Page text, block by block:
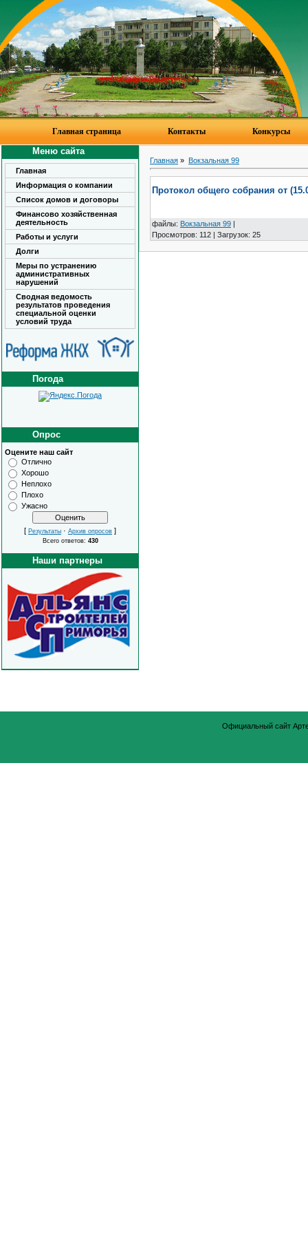
Главная страница Контакты Конкурсы
Меню сайта
Главная
Информация о компании
Список домов и договоры
Финансово хозяйственная
деятельность
Работы и услуги
Долги
Меры по устранению
административных
нарушений
Сводная ведомость
результатов проведения
специальной оценки
условий труда
Погода
Опрос
Оцените наш сайт
Отлично
Хорошо
Неплохо
Плохо
Ужасно
[ Результаты · Архив опросов ]
Всего ответов: 430
Наши партнеры
Главная » Вокзальная 99
Протокол общего собрания от
файлы: Вокзальная 99 |
Просмотров: 112 | Загрузок: 25
Официальный сайт